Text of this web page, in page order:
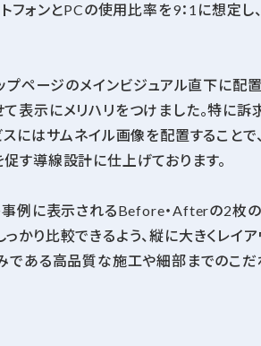
フォンとPCの使用比率を9：1に想定し
ップページのメインビジュアル直下に配
表示にメリハリをつけました。特に訴求
にはサムネイル画像を配置することで
す導線設計に仕上げております。
事例に表示されるBefore・Afterの2枚
かり比較できるよう、縦に大きくレイア
である高品質な施工や細部までのこ